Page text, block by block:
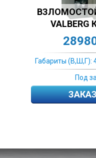
VALBERG
Габариты (В,Ш,Г):
Под